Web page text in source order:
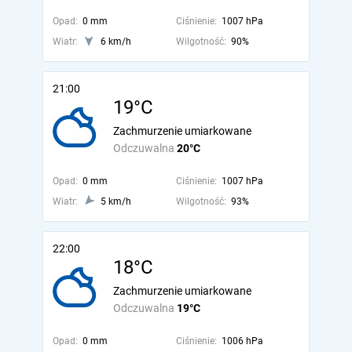
Opad: 0 mm Ciśnienie: 1007 hPa
Wiatr:
6 km/h Wilgotność: 90%
21:00
19°C
Odczuwalna 20°C
Zachmurzenie umiarkowane
Opad: 0 mm Ciśnienie: 1007 hPa
Wiatr:
5 km/h Wilgotność: 93%
22:00
18°C
Odczuwalna 19°C
Zachmurzenie umiarkowane
Opad: 0 mm Ciśnienie: 1006 hPa